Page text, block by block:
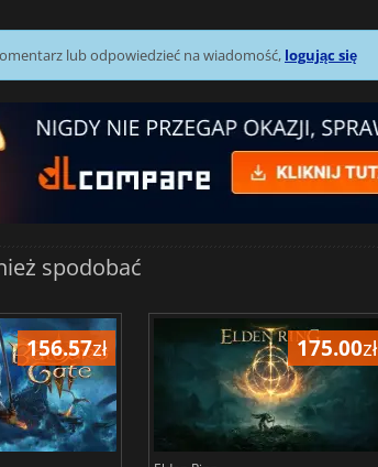
lub odpowiedzieć na wiadomość, logując się
spodobać
156.57zł 175.00zł